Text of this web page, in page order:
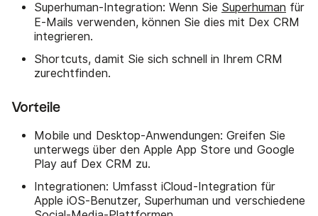
Superhuman-Integration: Wenn Sie Superhuman für
E-Mails verwenden, können Sie dies mit Dex CRM
integrieren.
Shortcuts, damit Sie sich schnell in Ihrem CRM
zurechtfinden.
Vorteile
Mobile und Desktop-Anwendungen: Greifen Sie
unterwegs über den Apple App Store und Google
Play auf Dex CRM zu.
Integrationen: Umfasst iCloud-Integration für
Apple iOS-Benutzer, Superhuman und verschiedene